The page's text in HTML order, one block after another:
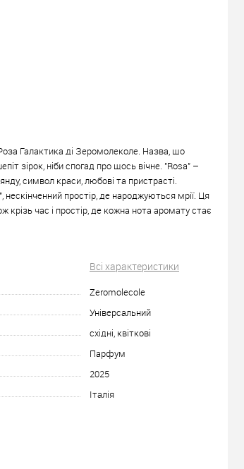
Галактика ді Зеромолеколе. Назва, що
зірок, ніби спогад про щось вічне. "Rosa" –
символ краси, любові та пристрасті.
нескінченний простір, де народжуються мрії. Ця
крізь час і простір, де кожна нота аромату стає
Всі характеристики
Zeromolecole
Універсальний
східні, квіткові
Парфум
2025
Італія